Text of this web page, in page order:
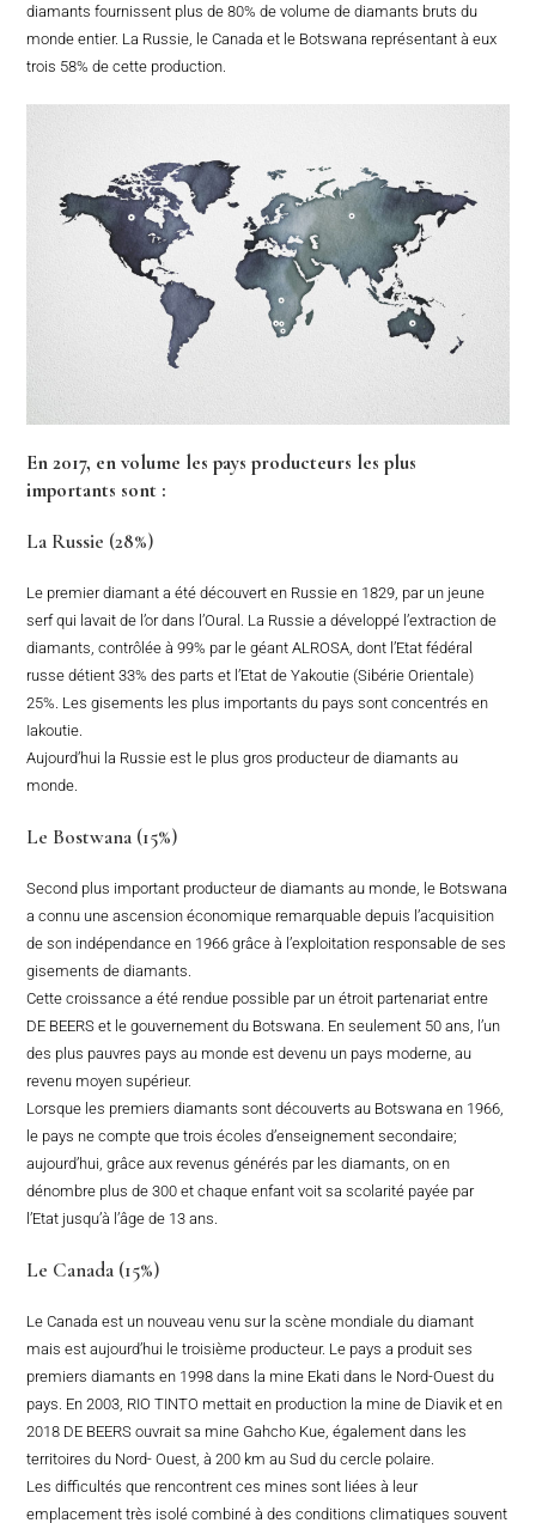
diamants fournissent plus de 80% de volume de diamants bruts du
monde entier. La Russie, le Canada et le Botswana représentant à eux
trois 58% de cette production.
En 2017, en volume les pays producteurs les plus
importants sont :
La Russie (28%)
Le premier diamant a été découvert en Russie en 1829, par un jeune
serf qui lavait de l’or dans l’Oural. La Russie a développé l’extraction de
diamants, contrôlée à 99% par le géant ALROSA, dont l’Etat fédéral
russe détient 33% des parts et l’Etat de Yakoutie (Sibérie Orientale)
25%. Les gisements les plus importants du pays sont concentrés en
Iakoutie.
Aujourd’hui la Russie est le plus gros producteur de diamants au
monde.
Le Bostwana (15%)
Second plus important producteur de diamants au monde, le Botswana
a connu une ascension économique remarquable depuis l’acquisition
de son indépendance en 1966 grâce à l’exploitation responsable de ses
gisements de diamants.
Cette croissance a été rendue possible par un étroit partenariat entre
DE BEERS et le gouvernement du Botswana. En seulement 50 ans, l’un
des plus pauvres pays au monde est devenu un pays moderne, au
revenu moyen supérieur.
Lorsque les premiers diamants sont découverts au Botswana en 1966,
le pays ne compte que trois écoles d’enseignement secondaire;
aujourd’hui, grâce aux revenus générés par les diamants, on en
dénombre plus de 300 et chaque enfant voit sa scolarité payée par
l’Etat jusqu’à l’âge de 13 ans.
Le Canada (15%)
Le Canada est un nouveau venu sur la scène mondiale du diamant
mais est aujourd’hui le troisième producteur. Le pays a produit ses
premiers diamants en 1998 dans la mine Ekati dans le Nord-Ouest du
pays. En 2003, RIO TINTO mettait en production la mine de Diavik et en
2018 DE BEERS ouvrait sa mine Gahcho Kue, également dans les
territoires du Nord- Ouest, à 200 km au Sud du cercle polaire.
Les difficultés que rencontrent ces mines sont liées à leur
emplacement très isolé combiné à des conditions climatiques souvent